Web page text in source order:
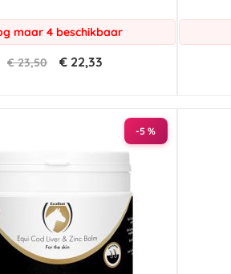
maar 4 beschikbaar
€ 23,50 € 22,33
-5 %